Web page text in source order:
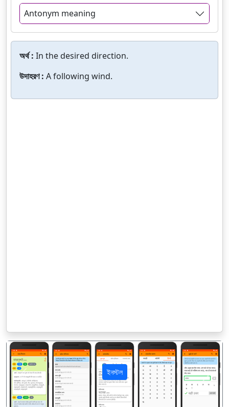
Antonym meaning
অর্থ : In the desired direction.
উদাহরণ : A following wind.
ইনস্টল
पिछला अगला